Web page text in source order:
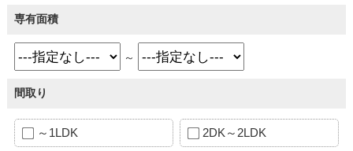
専有面積
～
間取り
～1LDK 2DK～2LDK